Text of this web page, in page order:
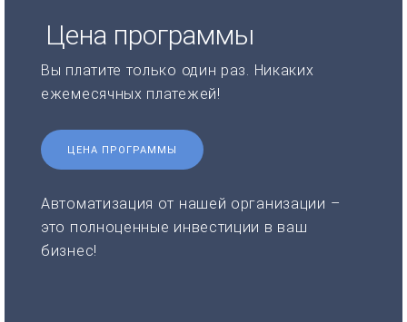
Цена программы
Вы платите только один раз. Никаких
ежемесячных платежей!
ЦЕНА ПРОГРАММЫ
Автоматизация от нашей организации –
это полноценные инвестиции в ваш
бизнес!